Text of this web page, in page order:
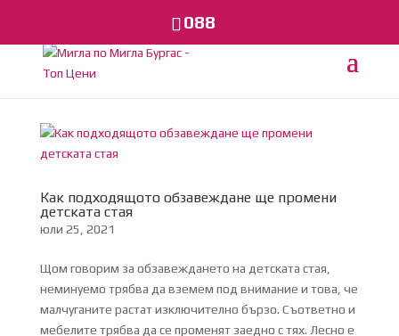
088
Как подходящото обзавеждане ще промени
детската стая
юли 25, 2021
Щом говорим за обзавеждането на детската стая,
неминуемо трябва да вземем под внимание и това, че
малчуганите растат изключително бързо. Съответно и
мебелите трябва да се променят заедно с тях. Лесно е